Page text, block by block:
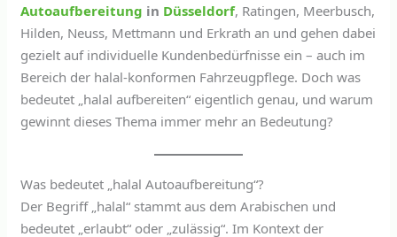
Autoaufbereitung in Düsseldorf, Ratingen, Meerbusch,
Hilden, Neuss, Mettmann und Erkrath an und gehen dabei
gezielt auf individuelle Kundenbedürfnisse ein – auch im
Bereich der halal-konformen Fahrzeugpflege. Doch was
bedeutet „halal aufbereiten“ eigentlich genau, und warum
gewinnt dieses Thema immer mehr an Bedeutung?
Was bedeutet „halal Autoaufbereitung“?
Der Begriff „halal“ stammt aus dem Arabischen und
bedeutet „erlaubt“ oder „zulässig“. Im Kontext der